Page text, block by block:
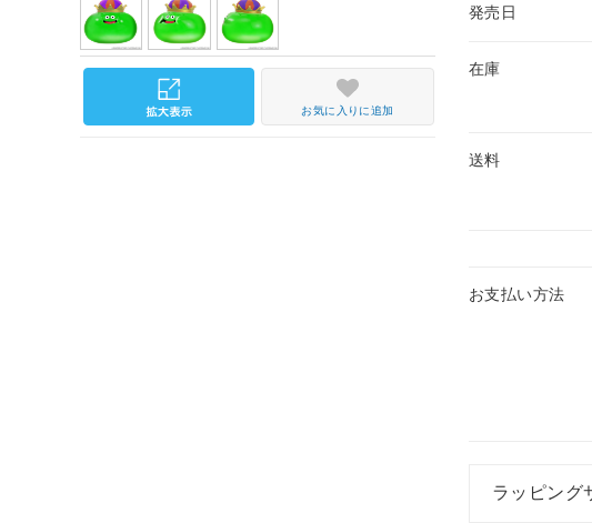
発売日
在庫
送料
お支払い方法
ラッピング
お気に入りに追加